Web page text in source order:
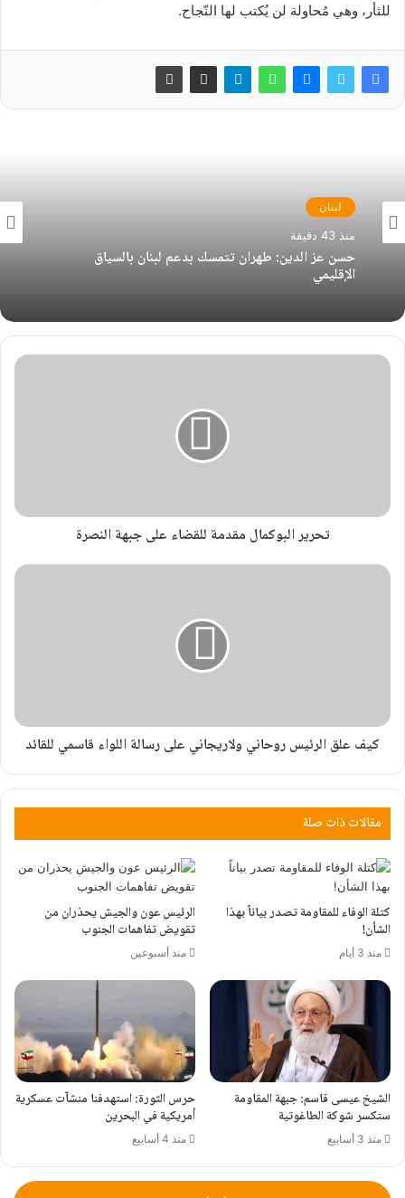
للثأر، وهي مُحاولة لن يُكتب لها النّجاح.
لبنان
منذ 43 دقيقة
حسن عز الدين: طهران تتمسك بدعم لبنان بالسياق
الإقليمي
تحرير البوكمال مقدمة للقضاء على جبهة النصرة
كيف علق الرئيس روحاني ولاريجاني على رسالة اللواء قاسمي للقائد
مقالات ذات صلة
كتلة الوفاء للمقاومة تصدر بياناً بهذا
الشأن!
منذ 3 أيام
الرئيس عون والجيش يحذران من
تقويض تفاهمات الجنوب
منذ أسبوعين
الشيخ عيسى قاسم: جبهة المقاومة
ستكسر شوكة الطاغوتية
منذ 3 أسابيع
حرس الثورة: استهدفنا منشآت عسكرية
أمريكية في البحرين
منذ 4 أسابيع